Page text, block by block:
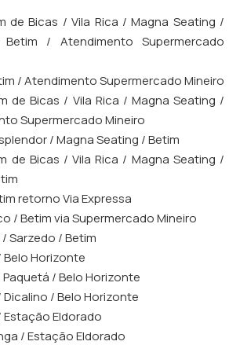
de Bicas / Vila Rica / Magna Seating /
/ Atendimento Supermercado
/ Atendimento Supermercado Mineiro
de Bicas / Vila Rica / Magna Seating /
Supermercado Mineiro
/ Magna Seating / Betim
de Bicas / Vila Rica / Magna Seating /
retorno Via Expressa
/ Betim via Supermercado Mineiro
Sarzedo / Betim
Horizonte
/ Belo Horizonte
/ Belo Horizonte
Eldorado
/ Estação Eldorado